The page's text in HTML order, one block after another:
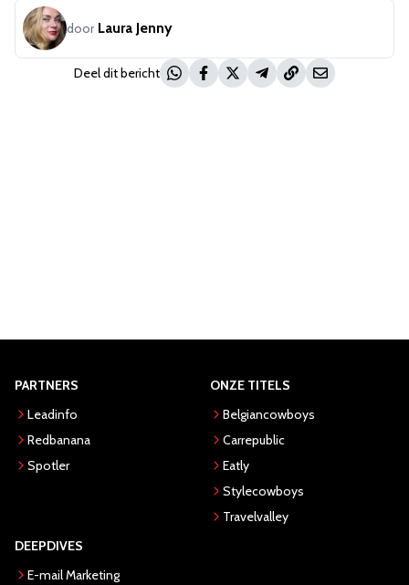
door Laura Jenny
Deel dit bericht
PARTNERS
Leadinfo
Redbanana
Spotler
ONZE TITELS
Belgiancowboys
Carrepublic
Eatly
Stylecowboys
Travelvalley
DEEPDIVES
E-mail Marketing